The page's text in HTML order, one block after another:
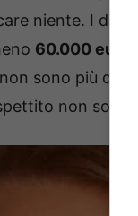
niente. I due
60.000 euro
sono più
non solo